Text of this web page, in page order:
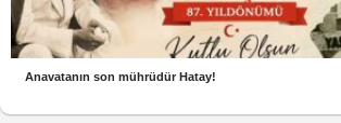
Anavatanın son mührüdür Hatay!